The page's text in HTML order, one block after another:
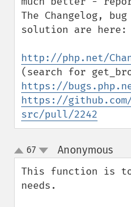
The Changelog,
solution are here:
http://php.net/
https://
https://
src/pull/2242
up
down
67 Anonymous¶
This function is
needs.